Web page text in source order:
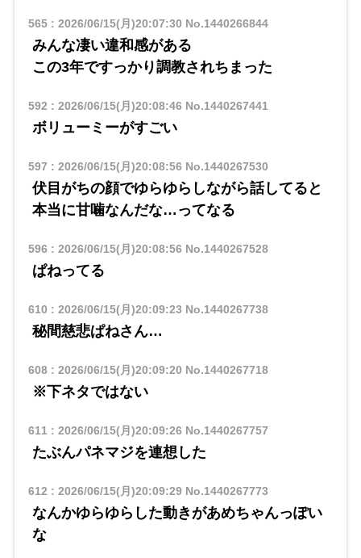
565: 2026/06/15(月)20:07:30 No.1440266844
みんな凄い違和感がある
この3年ですっかり調教されちまった
592 : 2026/06/15(月)20:08:46 No.1440267441
ボリューミーがすごい
597 : 2026/06/15(月)20:08:56 No.1440267530
伏目がちの顔でゆらゆらしながら話してると
本当に甘噛なんだな…ってなる
596 : 2026/06/15(月)20:08:56 No.1440267528
ぱねってる
610 : 2026/06/15(月)20:09:23 No.1440267738
秘間慈悲ぱねさん…
608: 2026/06/15(月)20:09:20 No.1440267718
※下ネタではない
611: 2026/06/15(月)20:09:26 No.1440267757
たぶんパネマジを連想した
612 : 2026/06/15(月)20:09:29No.1440267773
なんかゆらゆらした動きがあめちゃんっぽい
な